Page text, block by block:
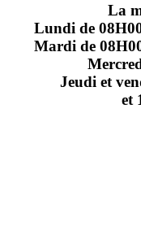
La
Lundi de
Mardi de
Jeudi et
et